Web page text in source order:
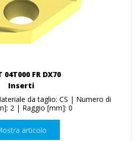
04T000 FR DX70
Inserti
da taglio: CS | Numero di
2 | Raggio [mm]: 0
articolo